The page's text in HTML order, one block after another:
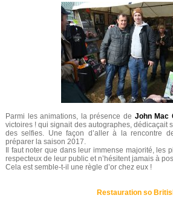
Parmi les animations, la présence de John Mac
victoires ! qui signait des autographes, dédicaçait
des selfies. Une façon d’aller à la rencontre
préparer la saison 2017.
Il faut noter que dans leur immense majorité, les
respecteux de leur public et n’hésitent jamais à
Cela est semble-t-il une règle d’or chez eux !
Restauration so